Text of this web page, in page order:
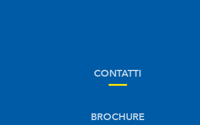
CONTATTI
BROCHURE